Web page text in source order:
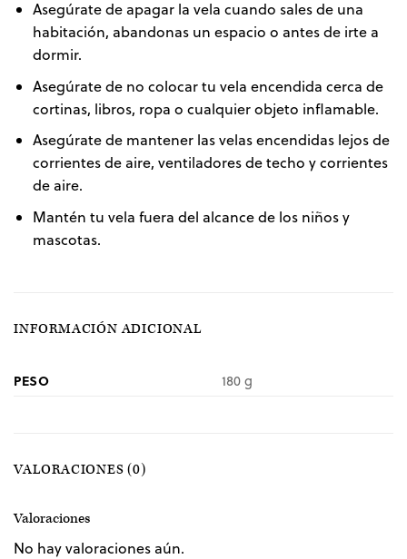
Asegúrate de apagar la vela cuando sales de una
habitación, abandonas un espacio o antes de irte a
dormir.
Asegúrate de no colocar tu vela encendida cerca de
cortinas, libros, ropa o cualquier objeto inflamable.
Asegúrate de mantener las velas encendidas lejos de
corrientes de aire, ventiladores de techo y corrientes
de aire.
Mantén tu vela fuera del alcance de los niños y
mascotas.
INFORMACIÓN ADICIONAL
PESO 180 g
VALORACIONES (0)
Valoraciones
No hay valoraciones aún.